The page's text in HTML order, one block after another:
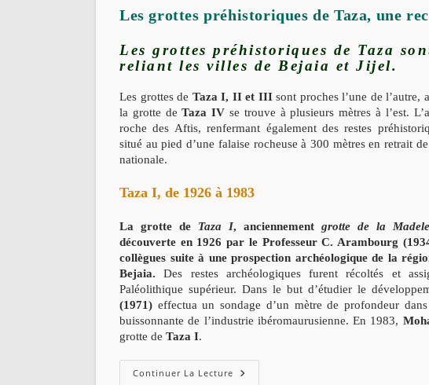
Taza
(Jijel)
Les grottes préhistoriques de Taza, une
Les grottes préhistoriques de Taza
reliant les villes de Bejaia et Jijel.
Les grottes de Taza I, II et IIIsont proches l’une de l’autre,
la grotte deTaza IV se trouve à plusieurs mètres à l’est.
roche des Aftis, renfermant également des restes
situé au pied d’une falaise rocheuse à 300 mètres en retrait
nationale.
Taza I, de 1926 à 1983
La grotte de Taza I, anciennementgrotte de la
découverte en 1926 par le Professeur C. Arambourg
collègues suite à une prospection archéologique de la
Bejaia. Des restes archéologiques furent récoltés et
Paléolithique supérieur. Dans le but d’étudier le
(1971) effectua un sondage d’un mètre de profondeur
buissonnante de l’industrie ibéromaurusienne. En 1983,
grotte de Taza I.
Continuer La Lecture Les